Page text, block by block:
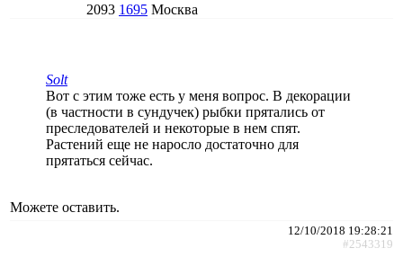
2093 1695 Москва
Solt
Вот с этим тоже есть у меня вопрос. В декорации
(в частности в сундучек) рыбки прятались от
преследователей и некоторые в нем спят.
Растений еще не наросло достаточно для
прятаться сейчас.
Можете оставить.
12/10/2018 19:28:21
#2543319